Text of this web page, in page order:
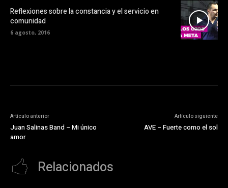
Reflexiones sobre la constancia y el servicio en
comunidad
6 agosto, 2016
Artículo anterior
Juan Salinas Band – Mi único
amor
Artículo siguiente
AVE – Fuerte como el sol
Relacionados